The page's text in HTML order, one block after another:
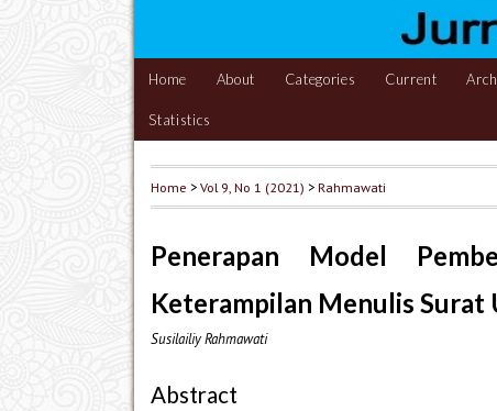
Home About Categories Current
Statistics
Home >Vol 9, No 1 (2021) >Rahmawati
Penerapan Model
Keterampilan Menulis Surat
Susilailiy Rahmawati
Abstract